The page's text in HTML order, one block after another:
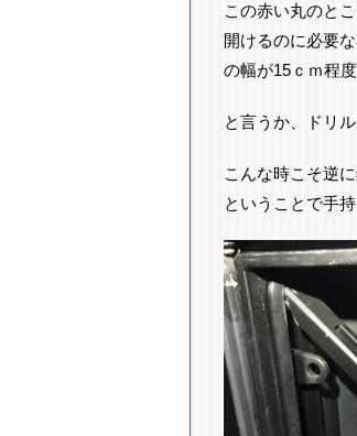
この赤い丸のと
開けるのに必要
の幅が15ｃｍ程度
と言うか、ドリ
ということで手